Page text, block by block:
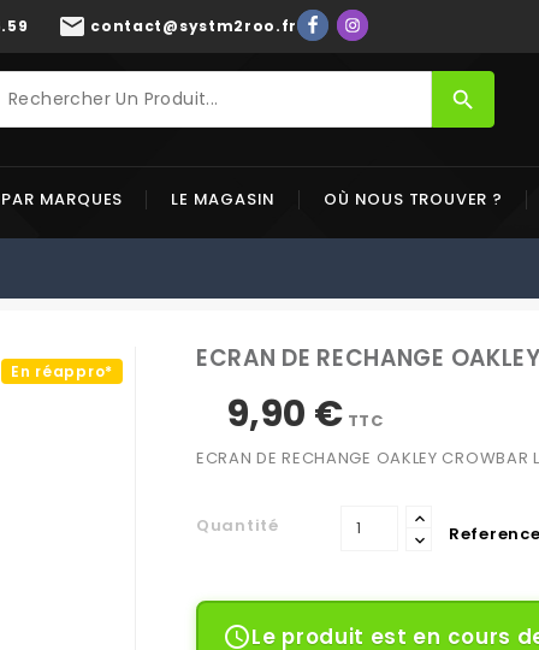
mail contact@systm2roo.fr
search
MARQUES LE MAGASIN OÙ NOUS TROUVER ?
En réappro* ECRAN DE RECHANGE
9,90 € TTC
ECRAN DE RECHANGE OAKLEY CROWBAR
Quantité
Le produit est en cours